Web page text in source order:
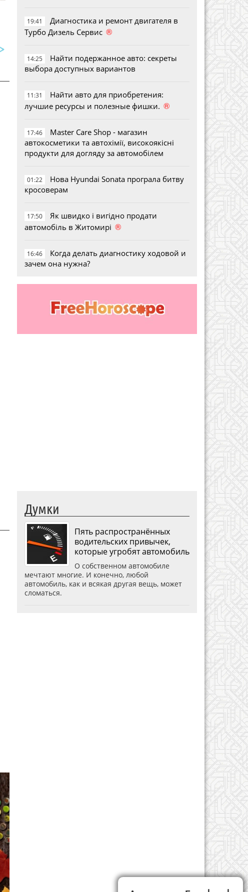
19:41
Диагностика и ремонт двигателя в
Турбо Дизель Сервис ®
14:25
Найти подержанное авто: секреты
выбора доступных вариантов
11:31
Найти авто для приобретения:
лучшие ресурсы и полезные фишки. ®
17:46
Master Care Shop - магазин
автокосметики та автохімії, високоякісні
продукти для догляду за автомобілем
01:22
Нова Hyundai Sonata програла битву
кросоверам
17:50
Як швидко і вигідно продати
автомобіль в Житомирі ®
16:46
Когда делать диагностику ходовой и
зачем она нужна?
Думки
Пять распространённых
водительских привычек,
которые угробят автомобиль
О собственном автомобиле
мечтают многие. И конечно, любой
автомобиль, как и всякая другая вещь, может
сломаться.